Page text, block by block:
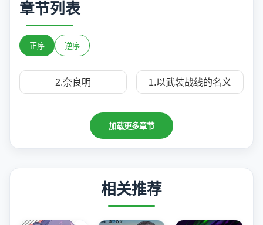
章节列表
正序 逆序
2.奈良明 1.以武装战线的名义
加载更多章节
相关推荐